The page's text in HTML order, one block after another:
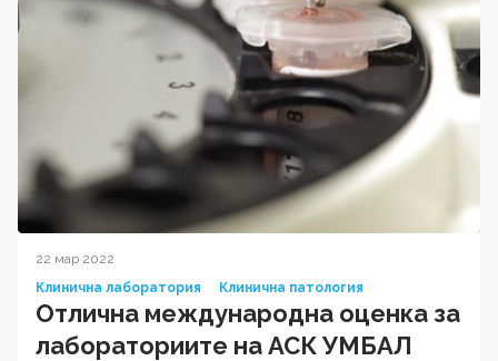
22 мар 2022
Клинична лаборатория
Клинична патология
Отлична международна оценка за
лабораториите на АСК УМБАЛ